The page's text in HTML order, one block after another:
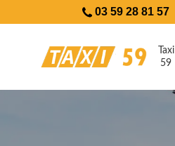
03 59 28 81 57
Taxi
59